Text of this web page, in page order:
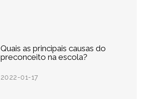
Quais as principais causas do
preconceito na escola?
2022-01-17